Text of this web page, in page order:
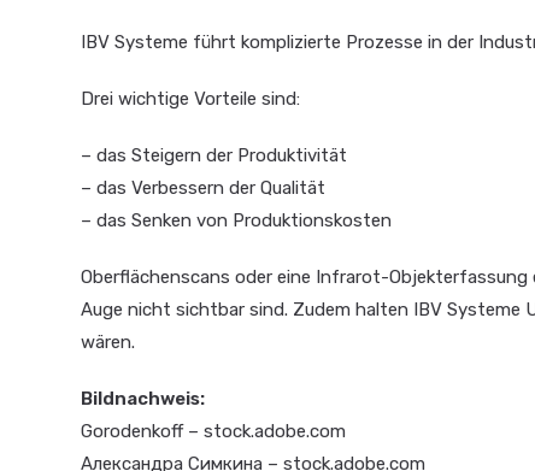
IBV Systeme führt komplizierte Prozesse in der
Drei wichtige Vorteile sind:
– das Steigern der Produktivität
– das Verbessern der Qualität
– das Senken von Produktionskosten
Oberflächenscans oder eine Infrarot-
Auge nicht sichtbar sind. Zudem halten IBV Systeme
wären.
Bildnachweis:
Gorodenkoff – stock.adobe.com
Александра Симкина – stock.adobe.com